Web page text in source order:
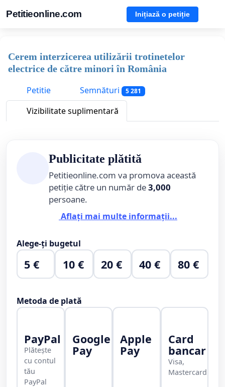
Petitieonline.com Inițiază o petiție
Cerem interzicerea utilizării trotinetelor
electrice de către minori în România
Petitie
Semnături 5 281
Vizibilitate suplimentară
Publicitate plătită
Petitieonline.com va promova această
petiție către un număr de3,000
persoane.
Aflați mai multe informații...
Alege-ți bugetul
5 € 10 € 20 € 40 € 80 €
Metoda de plată
PayPal
Plătește
cu contul
tău
PayPal
Google
Pay
Apple
Pay
Card
bancar
Visa,
Mastercard